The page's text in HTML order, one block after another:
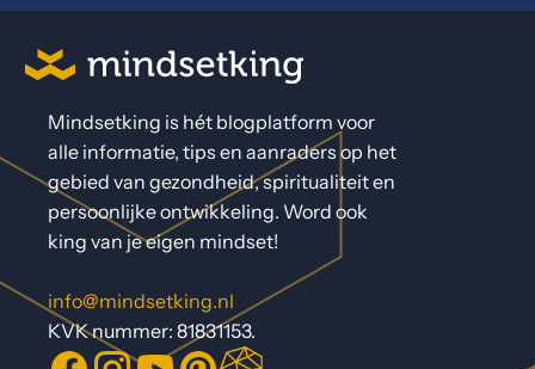
Mindsetking is hét blogplatform voor
alle informatie, tips en aanraders op het
gebied van gezondheid, spiritualiteit en
persoonlijke ontwikkeling. Word ook
king van je eigen mindset!
info@mindsetking.nl
KVK nummer: 81831153.